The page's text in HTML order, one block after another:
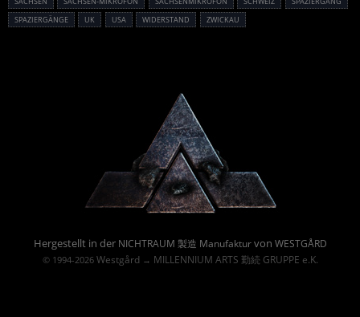
SPAZIERGÄNGE
UK USA WIDERSTAND ZWICKAU
Hergestellt in der NICHTRAUM 製造 Manufakturvon WESTGÅRD
© 1994-2026 Westgård→ MILLENNIUM ARTS 勤続 GRUPPE e.K.
Powered By :